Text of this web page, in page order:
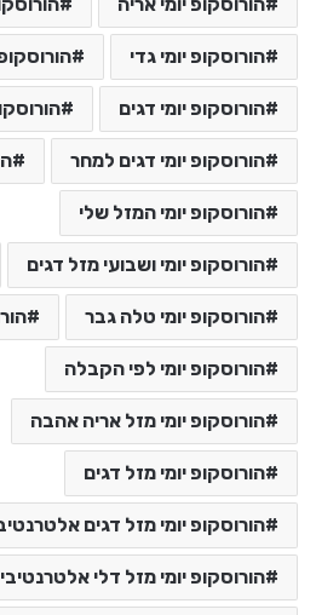
הורוסקופ יומי גדי
הורוסקופ יומי דגים
הורוסקופ יומי דגים למחר
הורוסקופ יומי המזל שלי
הורוסקופ יומי ושבועי מזל דגים
הורוסקופ יומי טלה גבר
הורוסקופ יומי לפי הקבלה
הורוסקופ יומי מזל אריה אהבה
הורוסקופ יומי מזל דגים
הורוסקופ יומי מזל דגים
הורוסקופ יומי מזל דלי אלטרנטיבי